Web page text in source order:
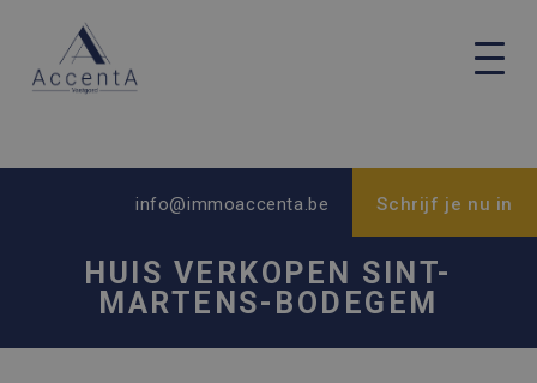
info@immoaccenta.be Schrijf je nu in
HUIS VERKOPEN SINT-
MARTENS-BODEGEM